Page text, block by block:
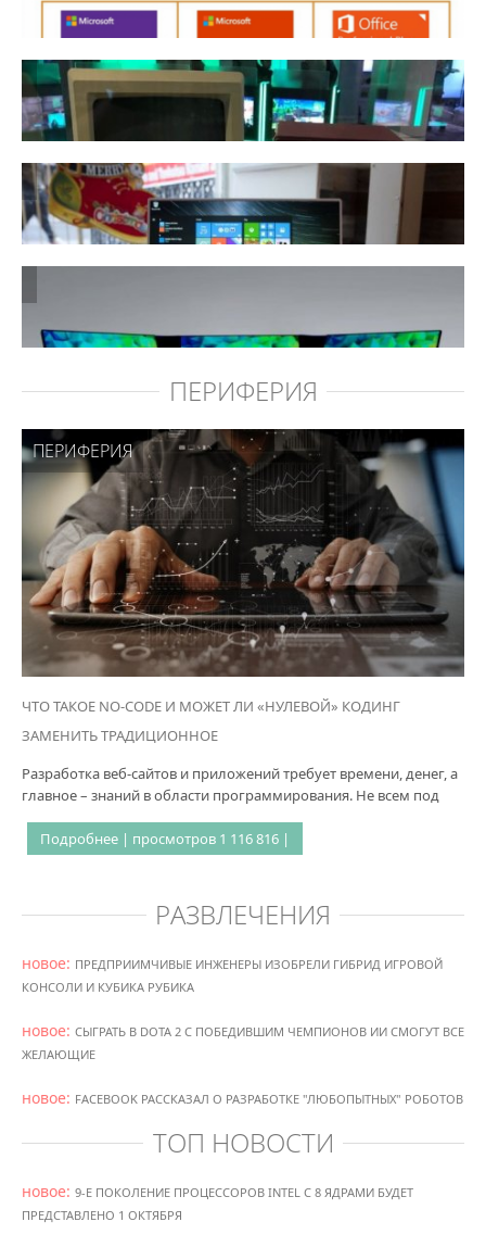
ПЕРИФЕРИЯ
ПЕРИФЕРИЯ
ЧТО ТАКОЕ NO-CODE И МОЖЕТ ЛИ «НУЛЕВОЙ» КОДИНГ
ЗАМЕНИТЬ ТРАДИЦИОННОЕ
Разработка веб-сайтов и приложений требует времени, денег, а
главное – знаний в области программирования. Не всем под
Подробнее | просмотров 1 116 816 |
РАЗВЛЕЧЕНИЯ
новое: ПРЕДПРИИМЧИВЫЕ ИНЖЕНЕРЫ ИЗОБРЕЛИ ГИБРИД ИГРОВОЙ
КОНСОЛИ И КУБИКА РУБИКА
новое: СЫГРАТЬ В DOTA 2 С ПОБЕДИВШИМ ЧЕМПИОНОВ ИИ СМОГУТ ВСЕ
ЖЕЛАЮЩИЕ
новое: FACEBOOK РАССКАЗАЛ О РАЗРАБОТКЕ "ЛЮБОПЫТНЫХ" РОБОТОВ
ТОП НОВОСТИ
новое: 9-Е ПОКОЛЕНИЕ ПРОЦЕССОРОВ INTEL С 8 ЯДРАМИ БУДЕТ
ПРЕДСТАВЛЕНО 1 ОКТЯБРЯ